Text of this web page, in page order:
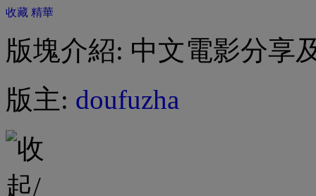
收藏 精華
版塊介紹: 中文電影分享
版主: doufuzha